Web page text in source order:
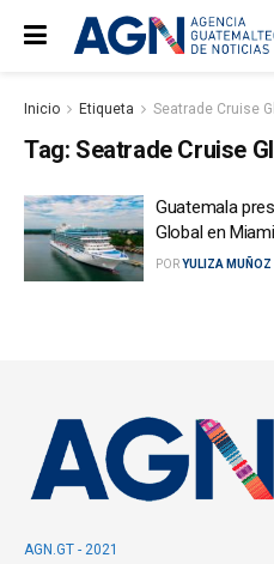
Inicio Etiqueta Seatrade Cruise
Tag: Seatrade Cruise
Guatemala
Global en
PORYULIZA MUÑOZ
AGN.GT - 2021